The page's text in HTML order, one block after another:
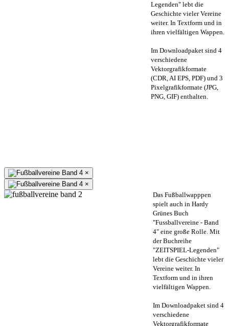
Legenden" lebt die
Geschichte vieler Vereine
weiter. In Textform und in
ihren vielfältigen Wappen.
Im Downloadpaket sind 4
verschiedene
Vektorgrafikformate
(CDR, AI EPS, PDF) und 3
Pixelgrafikformate (JPG,
PNG, GIF) enthalten.
×
×
Das Fußballwapppen
spielt auch in Hardy
Grünes Buch
"Fussballvereine - Band
4" eine große Rolle. Mit
der Buchreihe
"ZEITSPIEL-Legenden"
lebt die Geschichte vieler
Vereine weiter. In
Textform und in ihren
vielfältigen Wappen.
Im Downloadpaket sind 4
verschiedene
Vektorgrafikformate